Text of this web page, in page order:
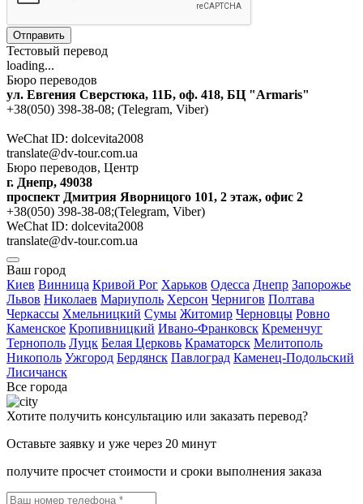
Отправить
Тестовый перевод
loading...
Бюро переводов
ул. Евгения Сверстюка, 11Б, оф. 418, БЦ "Armaris"
+38(050) 398-38-08; (Telegram, Viber)
WeChat ID: dolcevita2008
translate@dv-tour.com.ua
Бюро переводов, Центр
г. Днепр, 49038
проспект Дмитрия Яворницого 101, 2 этаж, офис 2
+38(050) 398-38-08;(Telegram, Viber)
WeChat ID: dolcevita2008
translate@dv-tour.com.ua
Ваш город
Киев Винница Кривой Рог Харьков Одесса Днепр Запорожье
Львов Николаев Мариуполь Херсон Чернигов Полтава
Черкассы Хмельницкий Сумы Житомир Черновцы Ровно
Каменское Кропивницкий Ивано-Франковск Кременчуг
Тернополь Луцк Белая Церковь Краматорск Мелитополь
Никополь Ужгород Бердянск Павлоград Каменец-Подольский
Лисичанск
Все города
Хотите получить консультацию или заказать перевод?
Оставьте заявку и уже через 20 минут
получите просчет стоимости и сроки выполнения заказа